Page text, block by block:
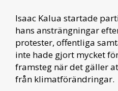
Isaac Kalua startade
hans ansträngningar
protester, offentliga
inte hade gjort mycket
framsteg när det gäller
från klimatförändringar.